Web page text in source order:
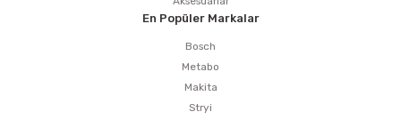
En Popüler Markalar
Bosch
Metabo
Makita
Stryi